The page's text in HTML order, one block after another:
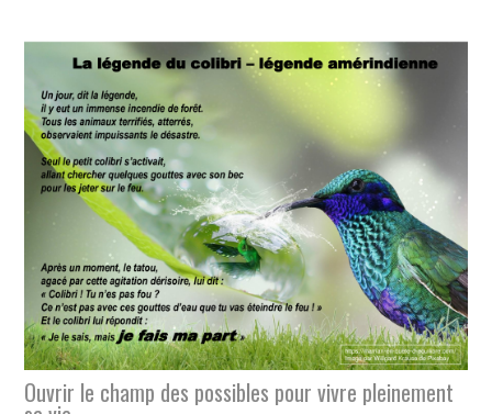
Ouvrir le champ des possibles pour vivre pleinement